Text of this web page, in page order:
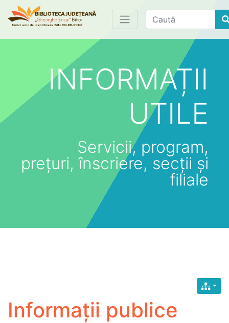
Find
INFORMAȚII
UTILE
Servicii, program,
prețuri, înscriere, secții și
filiale
Informații publice